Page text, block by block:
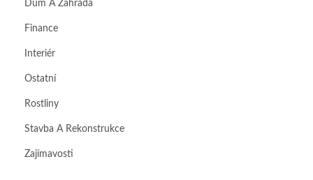
Dům A Zahrada
Finance
Interiér
Ostatní
Rostliny
Stavba A Rekonstrukce
Zajímavosti